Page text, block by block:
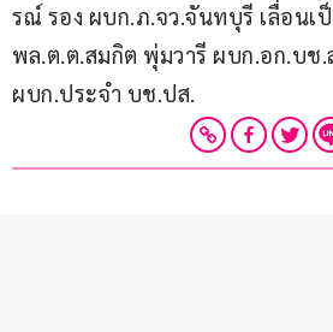
รณ์ รอง ผบก.ภ.จว.จันทบุรี เลื่อนเ
พล.ต.ต.สมกิต พุ่มวารี ผบก.อก.บช.
ผบก.ประจำ บช.ปส.